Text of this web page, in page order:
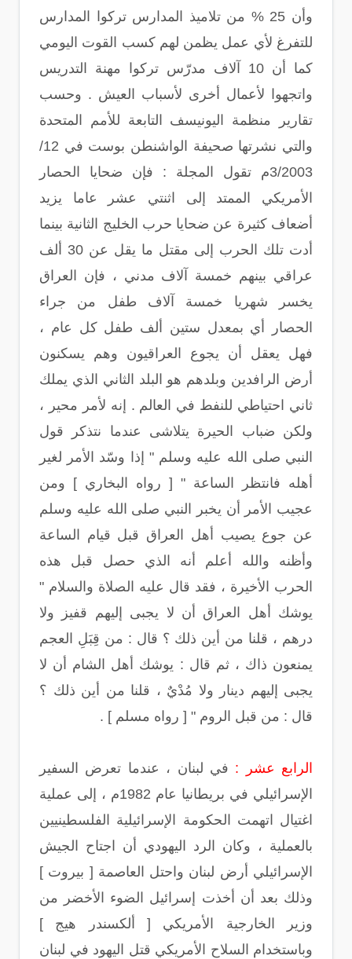
وأن 25 % من تلاميذ المدارس تركوا المدارس
للتفرغ لأي عمل يظمن لهم كسب القوت اليومي
كما أن 10 آلاف مدرّس تركوا مهنة التدريس
واتجهوا لأعمال أخرى لأسباب العيش . وحسب
تقارير منظمة اليونيسف التابعة للأمم المتحدة
والتي نشرتها صحيفة الواشنطن بوست في 12/
3/2003م تقول المجلة : فإن ضحايا الحصار
الأمريكي الممتد إلى اثنتي عشر عاما يزيد
أضعاف كثيرة عن ضحايا حرب الخليج الثانية بينما
أدت تلك الحرب إلى مقتل ما يقل عن 30 ألف
عراقي بينهم خمسة آلاف مدني ، فإن العراق
يخسر شهريا خمسة آلاف طفل من جراء
الحصار أي بمعدل ستين ألف طفل كل عام ،
فهل يعقل أن يجوع العراقيون وهم يسكنون
أرض الرافدين وبلدهم هو البلد الثاني الذي يملك
ثاني احتياطي للنفط في العالم . إنه لأمر محير ،
ولكن ضباب الحيرة يتلاشى عندما نتذكر قول
النبي صلى الله عليه وسلم " إذا وسّد الأمر لغير
أهله فانتظر الساعة " [ رواه البخاري ] ومن
عجيب الأمر أن يخبر النبي صلى الله عليه وسلم
عن جوع يصيب أهل العراق قبل قيام الساعة
وأظنه والله أعلم أنه الذي حصل قبل هذه
الحرب الأخيرة ، فقد قال عليه الصلاة والسلام "
يوشك أهل العراق أن لا يجبى إليهم قفيز ولا
درهم ، قلنا من أين ذلك ؟ قال : من قِبَلِ العجم
يمنعون ذاك ، ثم قال : يوشك أهل الشام أن لا
يجبى إليهم دينار ولا مُدْيٌ ، قلنا من أين ذلك ؟
قال : من قبل الروم " [ رواه مسلم ] .
الرابع عشر : في لبنان ، عندما تعرض السفير
الإسرائيلي في بريطانيا عام 1982م ، إلى عملية
اغتيال اتهمت الحكومة الإسرائيلية الفلسطينيين
بالعملية ، وكان الرد اليهودي أن اجتاح الجيش
الإسرائيلي أرض لبنان واحتل العاصمة [ بيروت ]
وذلك بعد أن أخذت إسرائيل الضوء الأخضر من
وزير الخارجية الأمريكي [ ألكسندر هيج ]
وباستخدام السلاح الأمريكي قتل اليهود في لبنان